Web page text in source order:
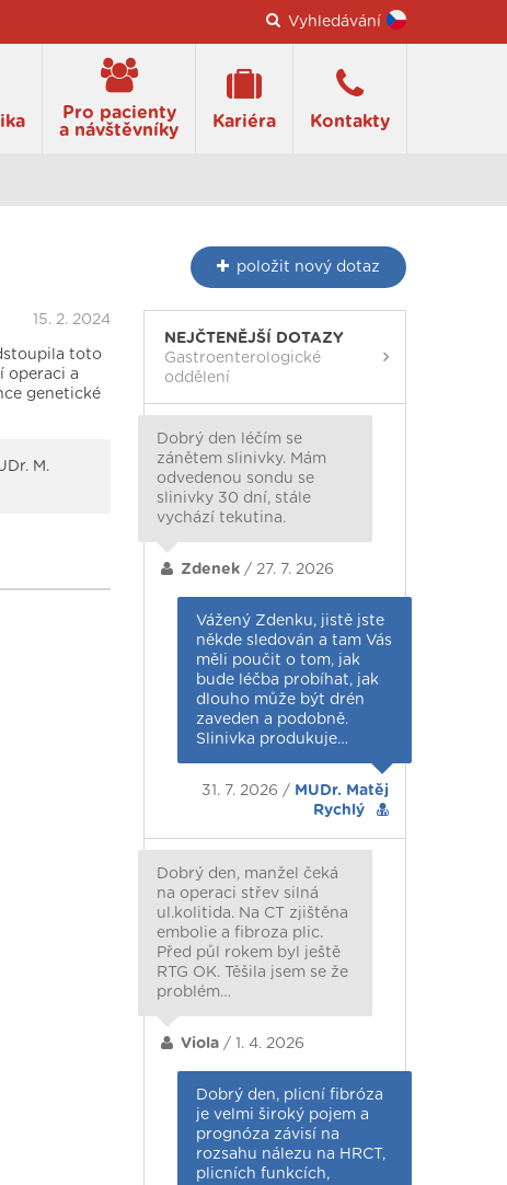
Vyhledávání
Pro pacienty
a návštěvníky
Kariéra Kontakty
položit nový dotaz
15. 2. 2024
toto
operaci a
genetické
M.
NEJČTENĚJŠÍ DOTAZY
Gastroenterologické
oddělení
Dobrý den léčím se
zánětem slinivky. Mám
odvedenou sondu se
slinivky 30 dní, stále
vychází tekutina.
Zdenek / 27. 7. 2026
Vážený Zdenku, jistě jste
někde sledován a tam Vás
měli poučit o tom, jak
bude léčba probíhat, jak
dlouho může být drén
zaveden a podobně.
Slinivka produkuje…
31. 7. 2026 / MUDr. Matěj
Rychlý
Dobrý den, manžel čeká
na operaci střev silná
ul.kolitida. Na CT zjištěna
embolie a fibroza plic.
Před půl rokem byl ještě
RTG OK. Těšila jsem se že
problém…
Viola / 1. 4. 2026
Dobrý den, plicní fibróza
je velmi široký pojem a
prognóza závisí na
rozsahu nálezu na HRCT,
plicních funkcích,